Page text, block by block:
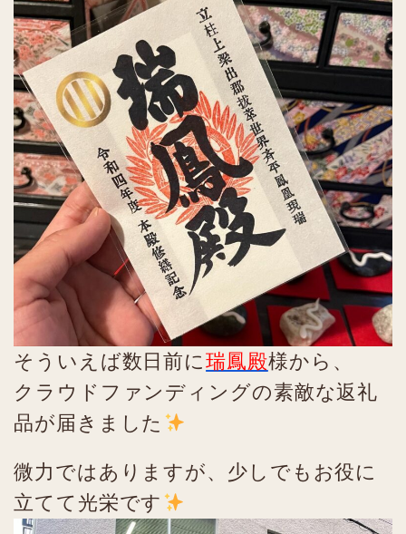
そういえば数日前に瑞鳳殿様から、
クラウドファンディングの素敵な返礼
品が届きました
微力ではありますが、少しでもお役に
立てて光栄です